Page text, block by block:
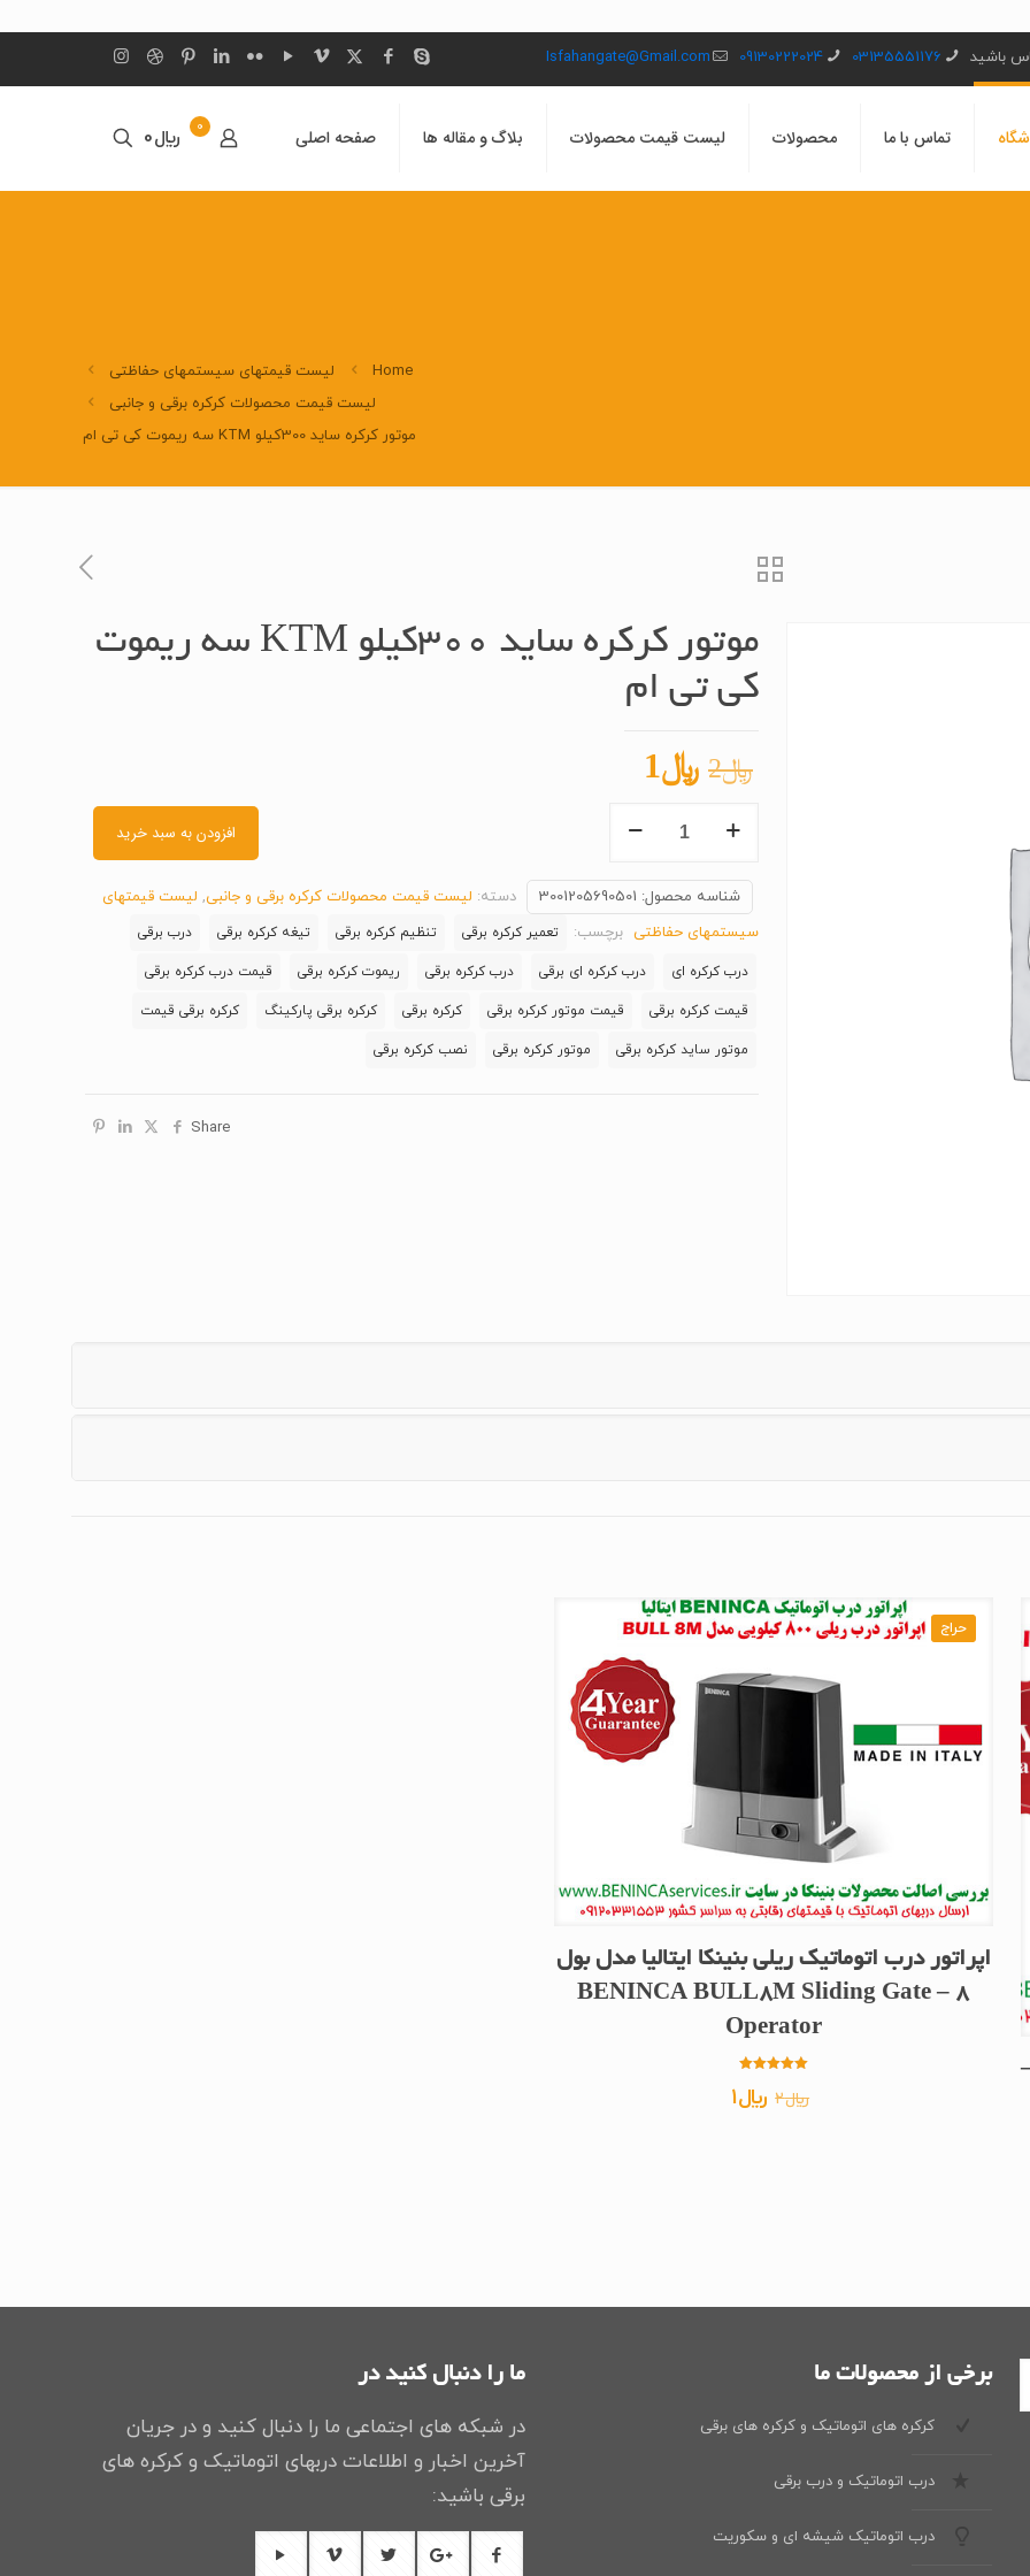
باشید 03135551176
09130222024
Isfahangate@Gmail.com
تماس با ما محصولات لیست قیمت محصولات بلاگ و مقاله ها صفحه اصلی 0 ﷼0
Home
لیست قیمتهای سیستمهای حفاظتی
لیست قیمت محصولات کرکره برقی و جانبی
موتور کرکره ساید 300کیلو KTM سه ریموت کی تی ام
موتور کرکره ساید 300کیلو KTM سه ریموت
کی تی ام
﷼2 قیمت
اصلی
﷼1
ساید
300کیلو
KTM
سه
ریموت
کی
افزودن به سبد خرید
شناسه محصول: 3001205690501 دسته: لیست قیمت محصولات کرکره برقی و جانبی, لیست قیمتهای
سیستمهای حفاظتی برچسب: تعمیر کرکره برقی تنظیم کرکره برقی تیغه کرکره برقی درب برقی
درب کرکره ای درب کرکره ای برقی درب کرکره برقی ریموت کرکره برقی قیمت درب کرکره برقی
قیمت کرکره برقی قیمت موتور کرکره برقی کرکره برقی کرکره برقی پارکینگ کرکره برقی قیمت
موتور ساید کرکره برقی موتور کرکره برقی نصب کرکره برقی
Share
بایزون45 –
حراج
اپراتور درب اتوماتیک ریلی بنینکا ایتالیا مدل بول
8 – BENINCA BULL8M Sliding Gate
Operator
5.00
از 5 ﷼2 قیمت
﷼1قیمت
برخی از محصولات ما
کرکره های اتوماتیک و کرکره های برقی
درب اتوماتیک و درب برقی
درب اتوماتیک شیشه ای و سکوریت
ما را دنبال کنید در
در شبکه های اجتماعی ما را دنبال کنید و در جریان
آخرین اخبار و اطلاعات دربهای اتوماتیک و کرکره های
برقی باشید: